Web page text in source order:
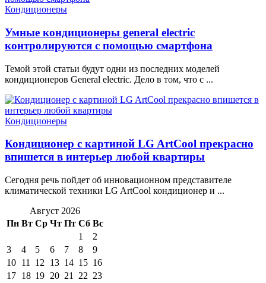
Кондиционеры
Умные кондиционеры general electric
контролируются с помощью смартфона
Темой этой статьи будут одни из последних моделей
кондиционеров General electric. Дело в том, что с ...
Кондиционеры
Кондиционер с картиной LG ArtCool прекрасно
впишется в интерьер любой квартиры
Сегодня речь пойдет об инновационном представителе
климатической техники LG ArtCool кондиционер и ...
Август 2026
Пн Вт Ср Чт Пт Сб Вс
1
2
3
4 5 6 7 8
9
10 11 12 13 14 15 16
17 18 19 20 21 22 23